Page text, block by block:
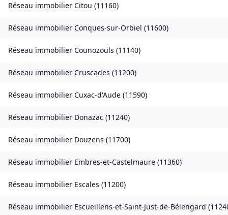
Réseau immobilier Citou (11160)
Réseau immobilier Conques-sur-Orbiel (11600)
Réseau immobilier Counozouls (11140)
Réseau immobilier Cruscades (11200)
Réseau immobilier Cuxac-d'Aude (11590)
Réseau immobilier Donazac (11240)
Réseau immobilier Douzens (11700)
Réseau immobilier Embres-et-Castelmaure (11360)
Réseau immobilier Escales (11200)
Réseau immobilier Escueillens-et-Saint-Just-de-Bélengard (